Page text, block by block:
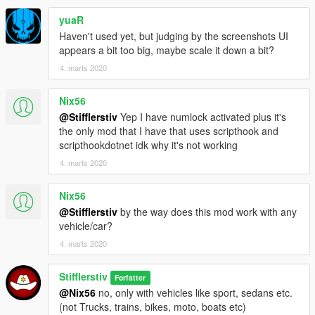
https://github.com/crosire/scripthookvdotnet/releases)
3) Положите папку scripts в основную директорию Вашей
GTA 5 и замените, если потребуется.
"Num+" - активация основной панели (если Вы находитесь в
Прочие клавиши:
"Num-" - упрощённый вид
"Num*" - экранное меню функций авто
"Num8 / Num2" - навигация по меню
"Num5" - выбор пункта меню
"Num0" - назад
Поддерживаемые классы автомобилей:
Compacts, Coupes, Muscle, OffRoad, Sedans, Sports,
SportsClassics, Super, SUVs, Vans.
Как работает Контроль погодных условий:
1) Активируйте "Контроль погодных условий" в меню
EDashboard
yuaR
Haven't used yet, but judging by the screenshots UI
appears a bit too big, maybe scale it down a bit?
4. marts 2020
Nix56
@Stifflerstiv Yep I have numlock activated plus it's
the only mod that I have that uses scripthook and
scripthookdotnet idk why it's not working
4. marts 2020
Nix56
@Stifflerstiv by the way does this mod work with any
vehicle/car?
4. marts 2020
Stifflerstiv Forfatter
@Nix56 no, only with vehicles like sport, sedans etc.
(not Trucks, trains, bikes, moto, boats etc)